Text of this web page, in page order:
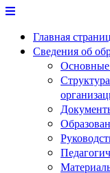
Перейти
содержимому
Главная
Сведения об
Основные